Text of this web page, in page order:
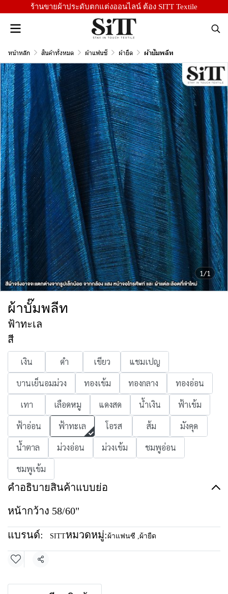
ร้านขายผ้าประดับตกแต่งออนไลน์ ต้อง SITT Textile
หน้าหลัก สินค้าทั้งหมด ผ้าแฟนซี ผ้ายืด ผ้าบั๊มพลีท
1/1
ผ้าบั๊มพลีท
ฟ้าทะเล
สี
เงิน ดำ เขียว
แชมเปญ
บานเย็นอมม่วง
ทองเข้ม ทองกลาง
ทองอ่อน
เทา
เลือดหมู แดงสด น้ำเงิน
ฟ้าเข้ม
ฟ้าอ่อน
ฟ้าทะเล โอรส ส้ม
มังคุด
น้ำตาล
ม่วงอ่อน ม่วงเข้ม
ชมพูอ่อน
ชมพูเข้ม
คำอธิบายสินค้าแบบย่อ
หน้ากว้าง 58/60"
แบรนด์: SITTหมวดหมู่: ผ้าแฟนซี ,ผ้ายืด
แชร์